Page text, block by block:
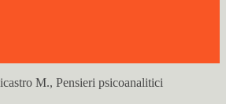
M., Pensieri psicoanalitici